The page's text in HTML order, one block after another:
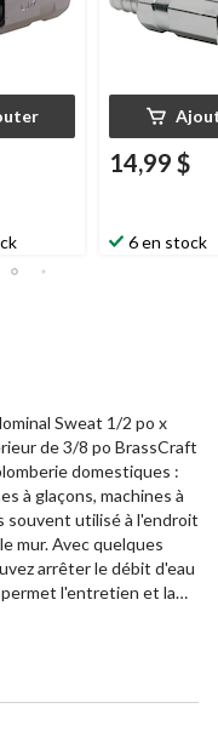
14,99 $
6 en stock
Sweat 1/2 po x
de 3/8 po BrassCraft
domestiques :
à glaçons, machines à
souvent utilisé à l'endroit
mur. Avec quelques
arrêter le débit d'eau
l'entretien et la
pour plus de